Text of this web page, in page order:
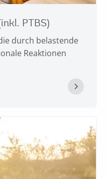
PTBS)
durch belastende
Reaktionen